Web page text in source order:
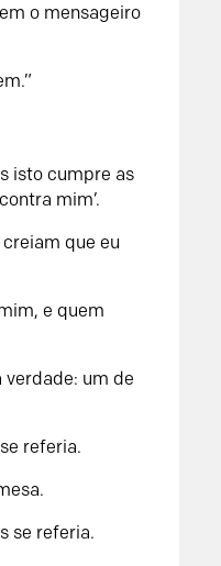
o mensageiro
isto cumpre as
mim’.
que eu
e quem
verdade: um de
referia.
se referia.